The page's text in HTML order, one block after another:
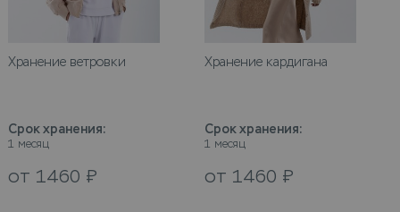
Хранение ветровки
Срок хранения:
1 месяц
от 1460 ₽
Хранение кардигана
Срок хранения:
1 месяц
от 1460 ₽